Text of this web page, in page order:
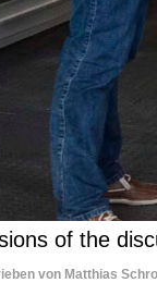
of the
von Matthias